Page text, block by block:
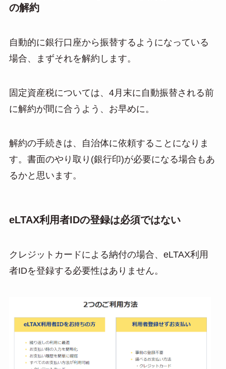
の解約
自動的に銀行口座から振替するようになっている
場合、まずそれを解約します。
固定資産税については、4月末に自動振替される前
に解約が間に合うよう、お早めに。
解約の手続きは、自治体に依頼することになりま
す。書面のやり取り(銀行印)が必要になる場合もあ
るかと思います。
eLTAX利用者IDの登録は必須ではない
クレジットカードによる納付の場合、eLTAX利用
者IDを登録する必要性はありません。